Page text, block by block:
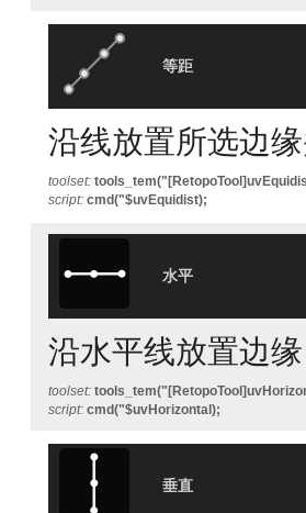
等距
沿线放置所选边
toolset:
script: cmd("$uvEquidist);
水平
沿水平线放置边缘
toolset:
script: cmd("$uvHorizontal);
垂直